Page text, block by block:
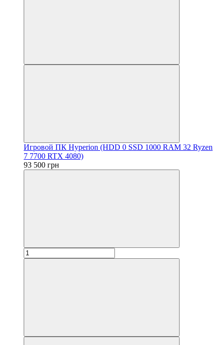
Игровой ПК Hyperion (HDD 0 SSD 1000 RAM 32 Ryzen
7 7700 RTX 4080)
93 500 грн